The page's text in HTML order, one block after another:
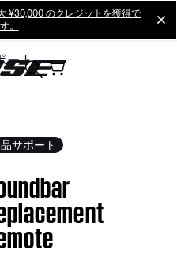
¥30,000 のクレジットを獲得で
。
ート
サポート